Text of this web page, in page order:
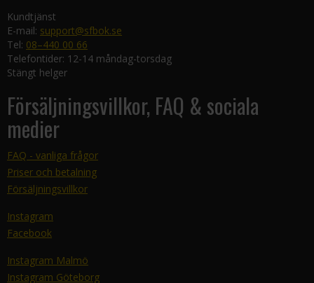
Kundtjänst
E-mail: support@sfbok.se
Tel: 08–440 00 66
Telefontider: 12-14 måndag-torsdag
Stängt helger
Försäljningsvillkor, FAQ & sociala
medier
FAQ - vanliga frågor
Priser och betalning
Försäljningsvillkor
Instagram
Facebook
Instagram Malmö
Instagram Göteborg